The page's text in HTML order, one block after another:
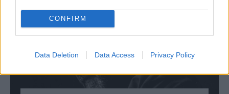
CONFIRM
Data Deletion Data Access Privacy Policy